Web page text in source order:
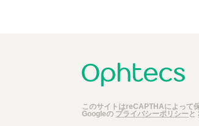
このサイトはreCAPTHAによって
Googleの プライバシーポリシーと